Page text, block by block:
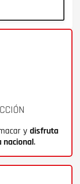
y disfruta
nacional.